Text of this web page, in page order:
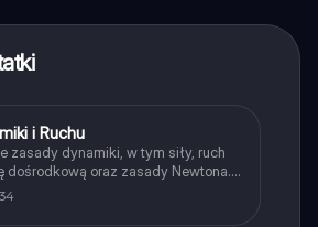
otrzymać za darmo. Dodatkowo
Premium, która pozwala
i Ruchu
zasady dynamiki, w tym siły, ruch
dośrodkową oraz zasady Newtona.
wpływają na ruch ciał oraz jakie są
inercjalnymi a